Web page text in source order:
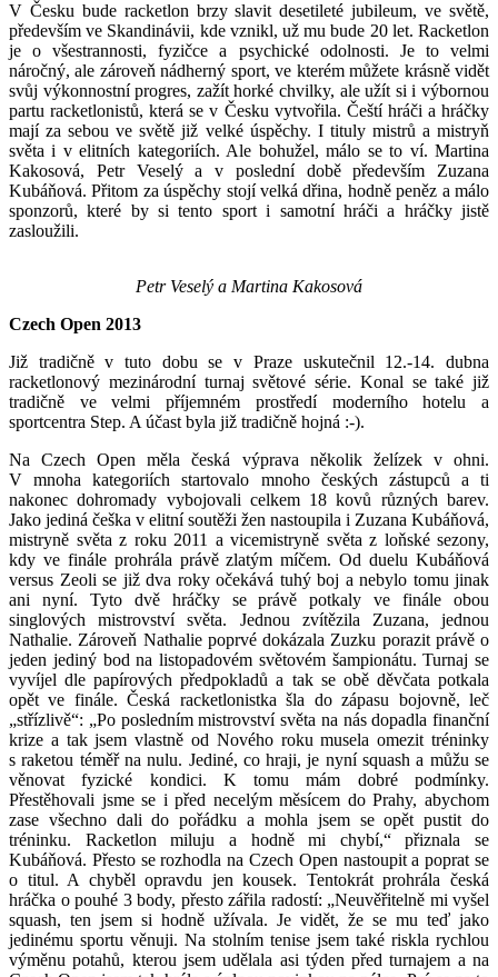
V Česku bude racketlon brzy slavit desetileté jubileum, ve světě,
především ve Skandinávii, kde vznikl, už mu bude 20 let. Racketlon
je o všestrannosti, fyzičce a psychické odolnosti. Je to velmi
náročný, ale zároveň nádherný sport, ve kterém můžete krásně vidět
svůj výkonnostní progres, zažít horké chvilky, ale užít si i výbornou
partu racketlonistů, která se v Česku vytvořila. Čeští hráči a hráčky
mají za sebou ve světě již velké úspěchy. I tituly mistrů a mistryň
světa i v elitních kategoriích. Ale bohužel, málo se to ví. Martina
Kakosová, Petr Veselý a v poslední době především Zuzana
Kubáňová. Přitom za úspěchy stojí velká dřina, hodně peněz a málo
sponzorů, které by si tento sport i samotní hráči a hráčky jistě
zasloužili.
Petr Veselý a Martina Kakosová
Czech Open 2013
Již tradičně v tuto dobu se v Praze uskutečnil 12.-14. dubna
racketlonový mezinárodní turnaj světové série. Konal se také již
tradičně ve velmi příjemném prostředí moderního hotelu a
sportcentra Step. A účast byla již tradičně hojná :-).
Na Czech Open měla česká výprava několik želízek v ohni.
V mnoha kategoriích startovalo mnoho českých zástupců a ti
nakonec dohromady vybojovali celkem 18 kovů různých barev.
Jako jediná češka v elitní soutěži žen nastoupila i Zuzana Kubáňová,
mistryně světa z roku 2011 a vicemistryně světa z loňské sezony,
kdy ve finále prohrála právě zlatým míčem. Od duelu Kubáňová
versus Zeoli se již dva roky očekává tuhý boj a nebylo tomu jinak
ani nyní. Tyto dvě hráčky se právě potkaly ve finále obou
singlových mistrovství světa. Jednou zvítězila Zuzana, jednou
Nathalie. Zároveň Nathalie poprvé dokázala Zuzku porazit právě o
jeden jediný bod na listopadovém světovém šampionátu. Turnaj se
vyvíjel dle papírových předpokladů a tak se obě děvčata potkala
opět ve finále. Česká racketlonistka šla do zápasu bojovně, leč
„střízlivě“: „Po posledním mistrovství světa na nás dopadla finanční
krize a tak jsem vlastně od Nového roku musela omezit tréninky
s raketou téměř na nulu. Jediné, co hraji, je nyní squash a můžu se
věnovat fyzické kondici. K tomu mám dobré podmínky.
Přestěhovali jsme se i před necelým měsícem do Prahy, abychom
zase všechno dali do pořádku a mohla jsem se opět pustit do
tréninku. Racketlon miluju a hodně mi chybí,“ přiznala se
Kubáňová. Přesto se rozhodla na Czech Open nastoupit a poprat se
o titul. A chyběl opravdu jen kousek. Tentokrát prohrála česká
hráčka o pouhé 3 body, přesto zářila radostí: „Neuvěřitelně mi vyšel
squash, ten jsem si hodně užívala. Je vidět, že se mu teď jako
jedinému sportu věnuji. Na stolním tenise jsem také riskla rychlou
výměnu potahů, kterou jsem udělala asi týden před turnajem a na